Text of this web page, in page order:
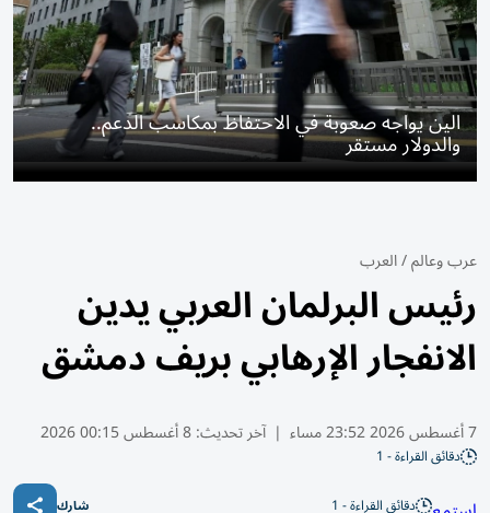
الين يواجه صعوبة في الاحتفاظ بمكاسب الدعم..
والدولار مستقر
عرب وعالم/العرب
رئيس البرلمان العربي يدين
الانفجار الإرهابي بريف دمشق
7 أغسطس 2026 23:52 مساء | آخر تحديث:8 أغسطس 00:15 2026
دقائق القراءة - 1
دقائق القراءة - 1 شارك